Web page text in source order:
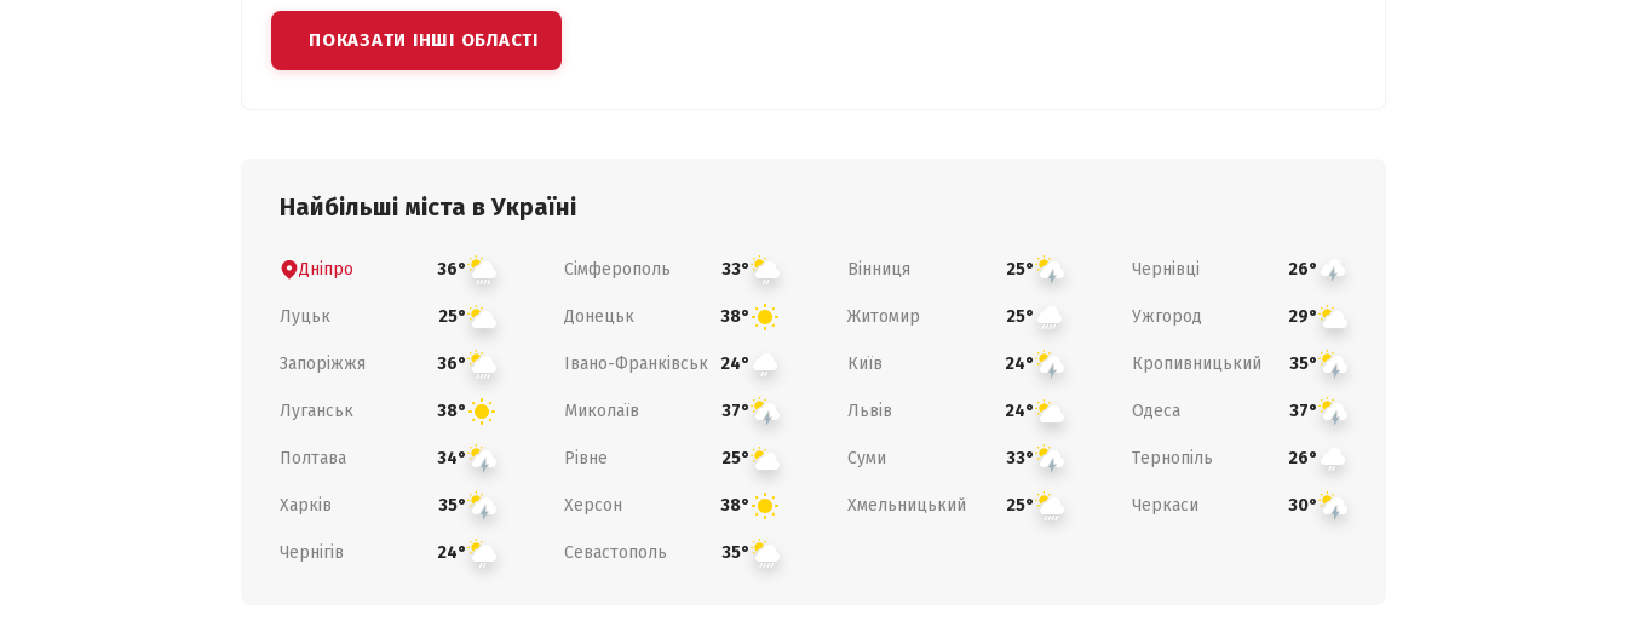
ПОКАЗАТИ ІНШІ ОБЛАСТІ
Найбільші міста в Україні
Дніпро 36° Сімферополь 33° Вінниця 25° Чернівці 26°
Луцьк 25° Донецьк 38° Житомир 25° Ужгород 29°
Запоріжжя 36° Івано-Франківськ 24° Київ 24° Кропивницький 35°
Луганськ 38° Миколаїв 37° Львів 24° Одеса 37°
Полтава 34° Рівне 25° Суми 33° Тернопіль 26°
Харків 35° Херсон 38° Хмельницький 25° Черкаси 30°
Чернігів 24° Севастополь 35°